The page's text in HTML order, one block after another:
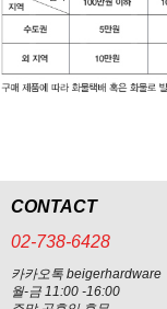
CONTACT
02-738-6428
카카오톡 beigerhardware
월-금 11:00 -16:00